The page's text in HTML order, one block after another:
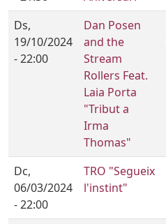
Ds,
19/10/2024
- 22:00
Dan Posen
and the
Stream
Rollers Feat.
Laia Porta
"Tribut a
Irma
Thomas"
Dc,
06/03/2024
- 22:00
TRO "Segueix
l'instint"